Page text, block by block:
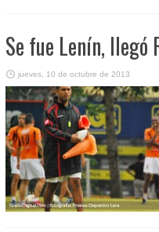
Se fue Lenín, llegó
jueves, 10 de octubre de 2013